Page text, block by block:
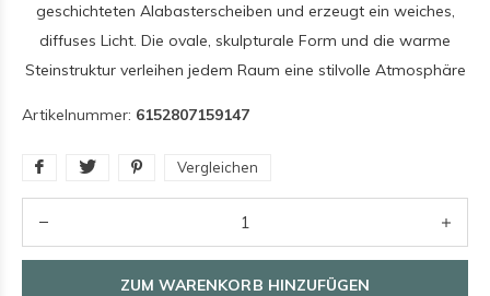
geschichteten Alabasterscheiben und erzeugt ein weiches,
diffuses Licht. Die ovale, skulpturale Form und die warme
Steinstruktur verleihen jedem Raum eine stilvolle Atmosphäre
Artikelnummer: 6152807159147
Vergleichen
ZUM WARENKORB HINZUFÜGEN